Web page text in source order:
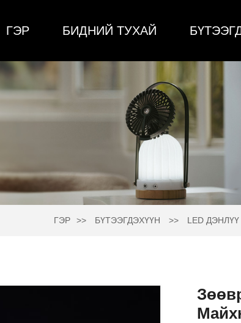
ГЭР БИДНИЙ ТУХАЙ
ГЭР БҮТЭЭГДЭХҮҮН LED ДЭНЛҮҮ